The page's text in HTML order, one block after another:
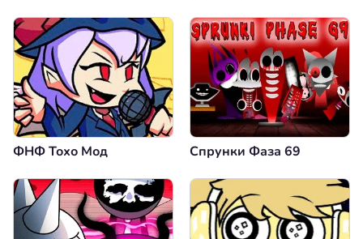
ФНФ Тохо Мод Спрунки Фаза 69